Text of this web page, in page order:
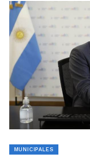
MUNICIPALES